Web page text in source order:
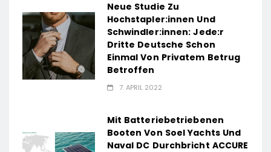
Neue Studie Zu
Hochstapler:innen Und
Schwindler:innen: Jede:r
Dritte Deutsche Schon
Einmal Von Privatem Betrug
Betroffen
7. APRIL 2022
Mit Batteriebetriebenen
Booten Von Soel Yachts Und
Naval DC Durchbricht ACCURE